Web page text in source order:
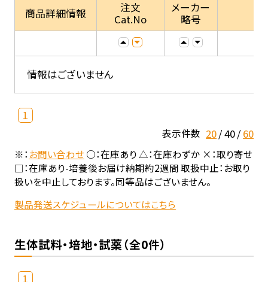
商品詳細情報
注文
Cat.No
メーカー
略号
情報はございません
1
表示件数 20 40 60
※：お問い合わせ○：在庫あり △：在庫わずか ×：取り寄せ
□：在庫あり-培養後お届け納期約2週間 取扱中止：お取り
扱いを中止しております。同等品はございません。
製品発送スケジュールについてはこちら
生体試料・培地・試薬（全0件）
1